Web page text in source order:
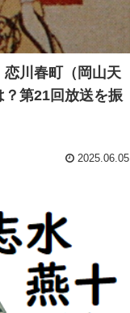
恋川春町（岡山天
第21回放送を振
2025.06.05